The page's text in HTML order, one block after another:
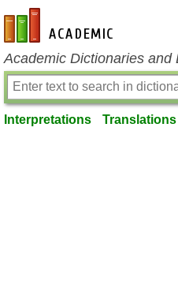
en-academic.com
Academic Dictionaries and
Interpretations Translations